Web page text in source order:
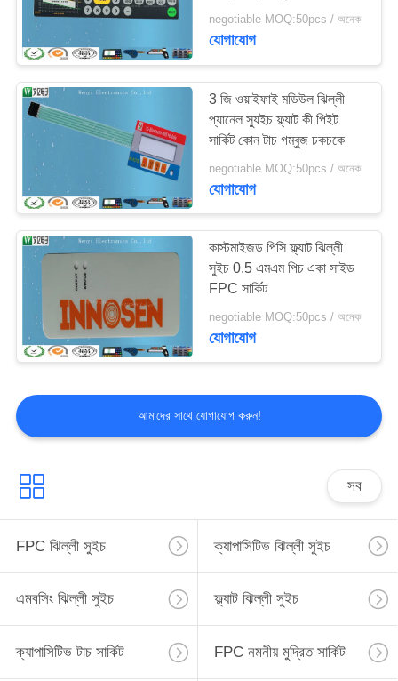
পলিডোম সুইচ
সিলিকন রাবার কীপ্যাড
ঝিল্লী সুইচ ওভারলে
14
negotiable MOQ:50pcs / অনেক
যোগাযোগ
3 জি ওয়াইফাই মডিউল ঝিল্লী
প্যানেল স্যুইচ ফ্ল্যাট কী পিইট
সার্কিট কোন টাচ গম্বুজ চকচকে
negotiable MOQ:50pcs / অনেক
যোগাযোগ
কাস্টমাইজড পিসি ফ্ল্যাট ঝিল্লী
সুইচ 0.5 এমএম পিচ একা সাইড
FPC সার্কিট
negotiable MOQ:50pcs / অনেক
যোগাযোগ
আমাদের সাথে যোগাযোগ করুন!
সব
FPC ঝিল্লী সুইচ ক্যাপাসিটিভ ঝিল্লী সুইচ
এমবসিং ঝিল্লী সুইচ ফ্ল্যাট ঝিল্লী সুইচ
ক্যাপাসিটিভ টাচ সার্কিট FPC নমনীয় মুদ্রিত সার্কিট